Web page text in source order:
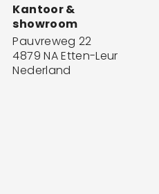
Kantoor &
showroom
Pauvreweg 22
4879 NA Etten-Leur
Nederland